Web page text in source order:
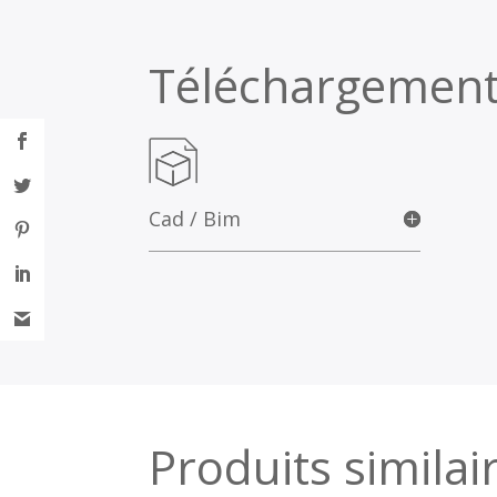
Cad / Bim
Produits